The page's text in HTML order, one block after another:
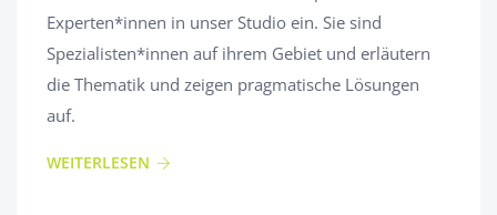
Experten*innen in unser Studio ein. Sie sind
Spezialisten*innen auf ihrem Gebiet und erläutern
die Thematik und zeigen pragmatische Lösungen
auf.
WEITERLESEN